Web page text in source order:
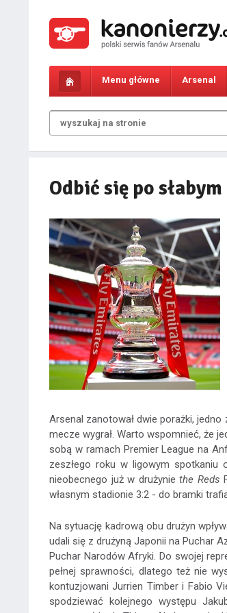
Menu główne Arsenal
Odbić się po
Arsenal zanotował dwie porażki,
mecze wygrał. Warto wspomnieć, że
sobą w ramach Premier League na
zeszłego roku w ligowym spotkaniu
nieobecnego już w drużyniethe Reds
własnym stadionie 3:2 - do bramki
Na sytuację kadrową obu drużyn
udali się z drużyną Japonii na Puchar
Puchar Narodów Afryki. Do swojej
pełnej sprawności, dlatego też nie
kontuzjowani Jurrien Timber i Fabio
spodziewać kolejnego występu